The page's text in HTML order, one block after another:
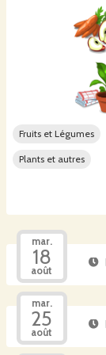
mar.
18
août
mar.
25
août
Fruits et Légumes
Plants et autres